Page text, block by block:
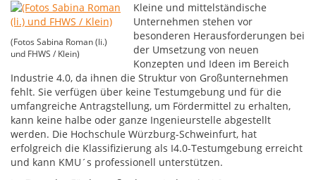
(Fotos Sabina Roman (li.)
und FHWS / Klein)
Kleine und mittelständische
Unternehmen stehen vor
besonderen Herausforderungen bei
der Umsetzung von neuen
Konzepten und Ideen im Bereich
Industrie 4.0, da ihnen die Struktur von Großunternehmen
fehlt. Sie verfügen über keine Testumgebung und für die
umfangreiche Antragstellung, um Fördermittel zu erhalten,
kann keine halbe oder ganze Ingenieurstelle abgestellt
werden. Die Hochschule Würzburg-Schweinfurt, hat
erfolgreich die Klassifizierung als I4.0-Testumgebung erreicht
und kann KMU´s professionell unterstützen.